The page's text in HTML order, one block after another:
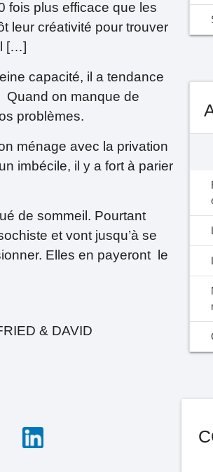
fois plus efficace que les
leur créativité pour trouver
[…]
capacité, il a tendance
on manque de
problèmes.
ménage avec la privation
imbécile, il y a fort à parier
de sommeil. Pourtant
et vont jusqu’à se
Elles en payeront le
& DAVID